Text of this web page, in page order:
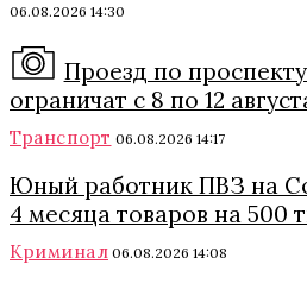
06.08.2026 14:30
Проезд по
ограничат с 8 по 12
Транспорт 06.08.2026 14:17
Юный работник ПВЗ на
4 месяца товаров на 500
Криминал 06.08.2026 14:08